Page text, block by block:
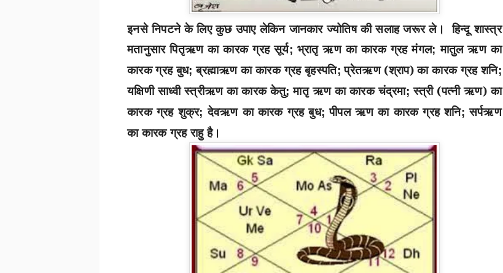
इनसे निपटने के लिए कुछ उपाए लेकिन जानकार ज्योतिष की सलाह जरूर ले। हिन्दू शास्त्र
मतानुसारपितृऋण का कारक ग्रह सूर्य; भ्रातृ ऋण का कारक ग्रह मंगल;मातुल ऋण का
कारक ग्रह बुध;ब्रह्माऋण का कारक ग्रह बृहस्पति;प्रेतऋण (श्राप) का कारक ग्रह शनि;
यक्षिणी साध्वी स्त्रीऋण का कारक केतु;मातृ ऋण का कारक चंद्रमा;स्त्री (पत्नी ऋण) का
कारक ग्रह शुक्र;देवऋण का कारक ग्रह बुध;पीपल ऋण का कारक ग्रह शनि;सर्पऋण
का कारक ग्रह राहु है।